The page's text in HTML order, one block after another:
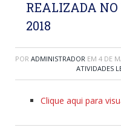
REALIZADA
2018
POR ADMINISTRADOR EM 4 DE
ATIVIDADES
Clique aqui para